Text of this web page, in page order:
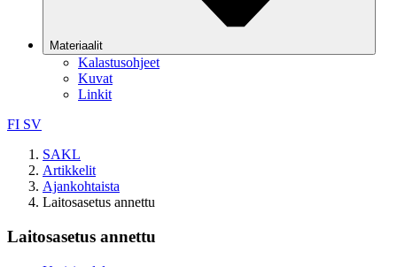
Materiaalit
Kalastusohjeet
Kuvat
Linkit
FI SV
SAKL
Artikkelit
Ajankohtaista
Laitosasetus annettu
Laitosasetus annettu